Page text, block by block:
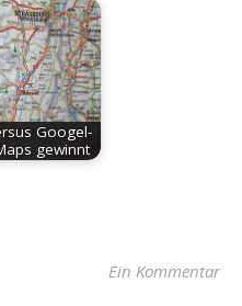
Googel-
gewinnt
Ein Kommentar